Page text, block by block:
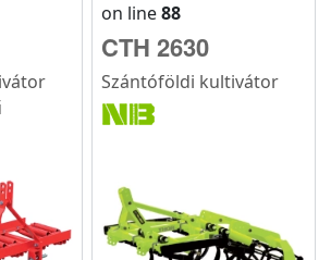
on line88
CTH 2630
Szántóföldi kultivátor